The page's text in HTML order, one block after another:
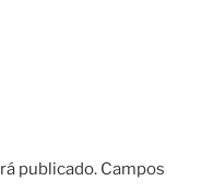
publicado. Campos